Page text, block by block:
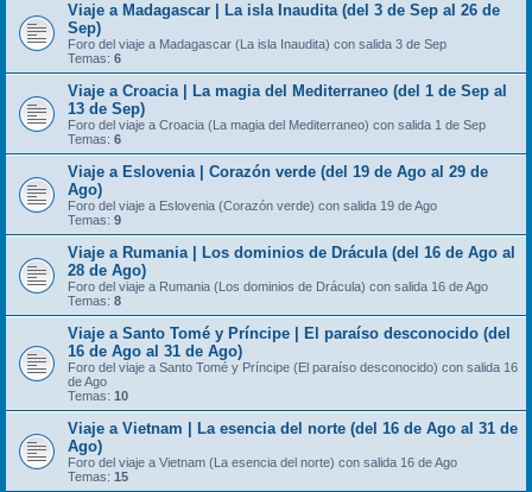
Viaje a Madagascar | La isla Inaudita (del 3 de Sep al 26 de
Sep)
Foro del viaje a Madagascar (La isla Inaudita) con salida 3 de Sep
Temas: 6
Viaje a Croacia | La magia del Mediterraneo (del 1 de Sep al
13 de Sep)
Foro del viaje a Croacia (La magia del Mediterraneo) con salida 1 de Sep
Temas: 6
Viaje a Eslovenia | Corazón verde (del 19 de Ago al 29 de
Ago)
Foro del viaje a Eslovenia (Corazón verde) con salida 19 de Ago
Temas: 9
Viaje a Rumania | Los dominios de Drácula (del 16 de Ago al
28 de Ago)
Foro del viaje a Rumania (Los dominios de Drácula) con salida 16 de Ago
Temas: 8
Viaje a Santo Tomé y Príncipe | El paraíso desconocido (del
16 de Ago al 31 de Ago)
Foro del viaje a Santo Tomé y Príncipe (El paraíso desconocido) con salida 16
de Ago
Temas: 10
Viaje a Vietnam | La esencia del norte (del 16 de Ago al 31 de
Ago)
Foro del viaje a Vietnam (La esencia del norte) con salida 16 de Ago
Temas: 15